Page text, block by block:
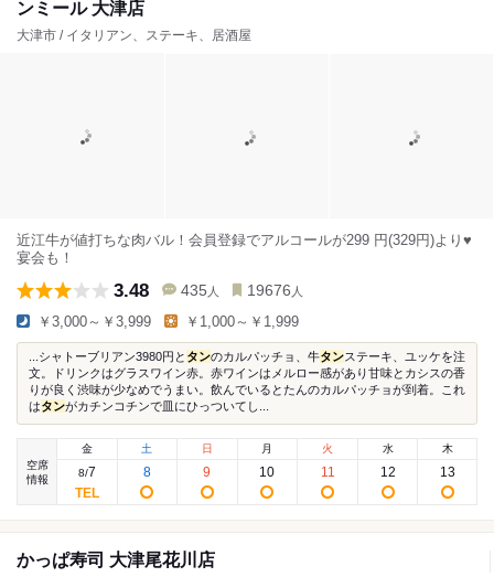
ンミール 大津店
大津市 / イタリアン、ステーキ、居酒屋
近江牛が値打ちな肉バル！会員登録でアルコールが299 円(329円)より♥
宴会も！
3.48 435 人 19676 人
￥3,000～￥3,999 ￥1,000～￥1,999
...シャトーブリアン3980円と タンのカルパッチョ、牛タンステーキ、ユッケを注
文。ドリンクはグラスワイン赤。赤ワインはメルロー感があり甘味とカシスの香
りが良く渋味が少なめでうまい。飲んでいるとたんのカルパッチョが到着。これ
はタンがカチンコチンで皿にひっついてし...
空席
情報
金
8/7
土
8
日
9
月
10
火
11
水
12
木
13
かっぱ寿司 大津尾花川店